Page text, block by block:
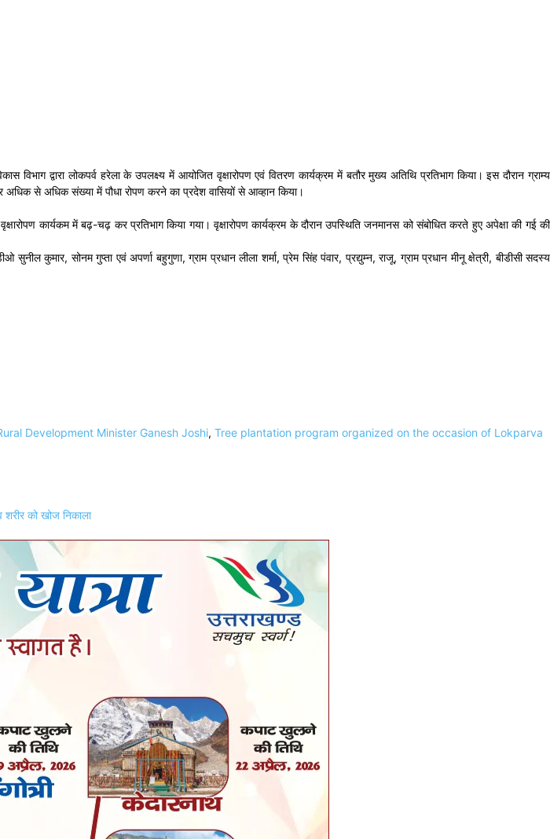
द्वारा लोकपर्व हरेला के उपलक्ष्य में आयोजित वृक्षारोपण एवं वितरण कार्यक्रम में बतौर मुख्य अतिथि प्रतिभाग किया। इस दौरान ग्राम्य
अधिक से अधिक संख्या में पौधा रोपण करने का प्रदेश वासियों से आव्हान किया।
कार्यकम में बढ़-चढ़ कर प्रतिभाग किया गया। वृक्षारोपण कार्यक्रम के दौरान उपस्थिति जनमानस को संबोधित करते हुए अपेक्षा की गई की
कुमार, सोनम गुप्ता एवं अपर्णा बहुगुणा, ग्राम प्रधान लीला शर्मा, प्रेम सिंह पंवार, प्रद्युम्न, राजू, ग्राम प्रधान मीनू क्षेत्री, बीडीसी सदस्य
Development Minister Ganesh Joshi, Tree plantation program organized on the occasion of Lokparva
को खोज निकाला